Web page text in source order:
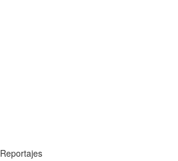
Reportajes